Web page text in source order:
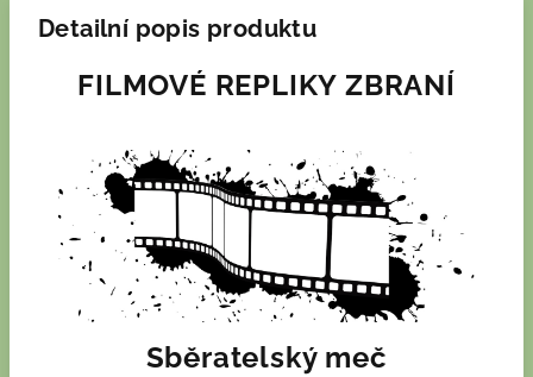
Detailní popis produktu
FILMOVÉ REPLIKY ZBRANÍ
Sběratelský meč